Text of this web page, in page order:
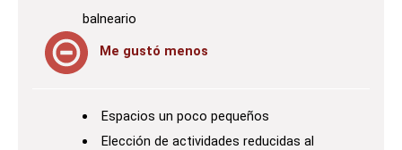
balneario
Me gustó menos
Espacios un poco pequeños
Elección de actividades reducidas al